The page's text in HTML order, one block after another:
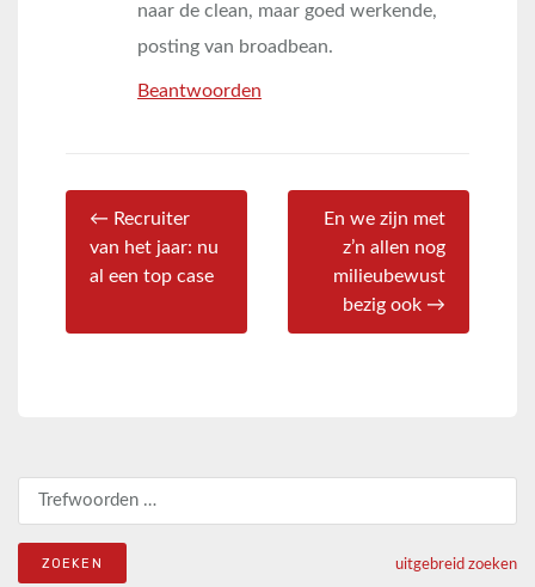
naar de clean, maar goed werkende,
posting van broadbean.
Beantwoorden
← Recruiter
van het jaar: nu
al een top case
En we zijn met
z’n allen nog
milieubewust
bezig ook →
Zoeken naar:
uitgebreid zoeken